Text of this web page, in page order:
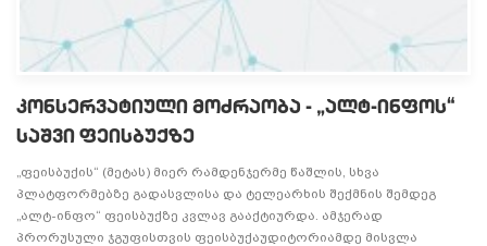
კონსერვატიული მოძრაობა - „ალტ-ინფოს“
საშვი ფეისბუქზე
„ფეისბუქის“ (მეტას) მიერ რამდენჯერმე წაშლის, სხვა
პლატფორმებზე გადასვლისა და ტელეარხის შექმნის შემდეგ
„ალტ-ინფო“ ფეისბუქზე კვლავ გააქტიურდა. ამჯერად
პრორუსული ჯგუფისთვის ფეისბუქაუდიტორიამდე მისვლა